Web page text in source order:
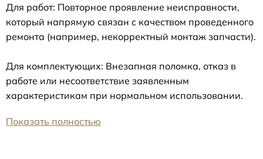
Для работ: Повторное проявление неисправности,
который напрямую связан с качеством проведенного
ремонта (например, некорректный монтаж запчасти).
Для комплектующих: Внезапная поломка, отказ в
работе или несоответствие заявленным
характеристикам при нормальном использовании.
Показать полностью